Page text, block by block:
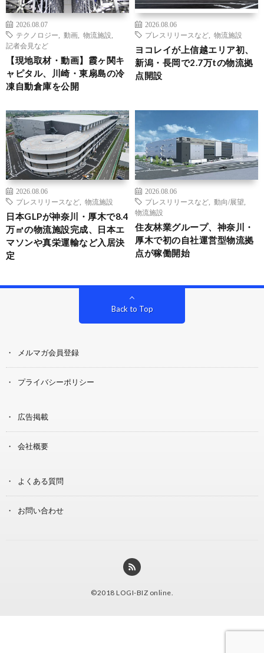
2026.08.07
テクノロジー
動画 物流施設
記者会見など
【現地取材・動画】霞ヶ関キ
ャピタル、川崎・東扇島の冷
凍自動倉庫を公開
2026.08.06
プレスリリースなど
物流施設
ヨコレイが上信越エリア初、
新潟・長岡で2.7万tの物流拠
点開設
2026.08.06
プレスリリースなど
物流施設
日本GLPが神奈川・厚木で8.4
万㎡の物流施設完成、日本エ
マソンや真栄運輸など入居決
定
2026.08.06
プレスリリースなど
動向/展望
物流施設
住友林業グループ、神奈川・
厚木で初の自社運営型物流拠
点が稼働開始
Back to Top
メルマガ会員登録
プライバシーポリシー
広告掲載
会社概要
よくある質問
お問い合わせ
©2018 LOGI-BIZ online